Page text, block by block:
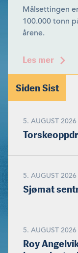
Målsettingen
100.000 tonn
årene.
Les mer
Siden Sist
5. AUGUST 2026
5. AUGUST 2026
Sjømat
5. AUGUST 2026
Roy